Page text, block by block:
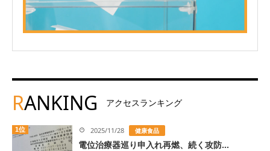
RANKING アクセスランキング
1位 2025/11/28 健康食品
電位治療器巡り申入れ再燃、続く攻防...